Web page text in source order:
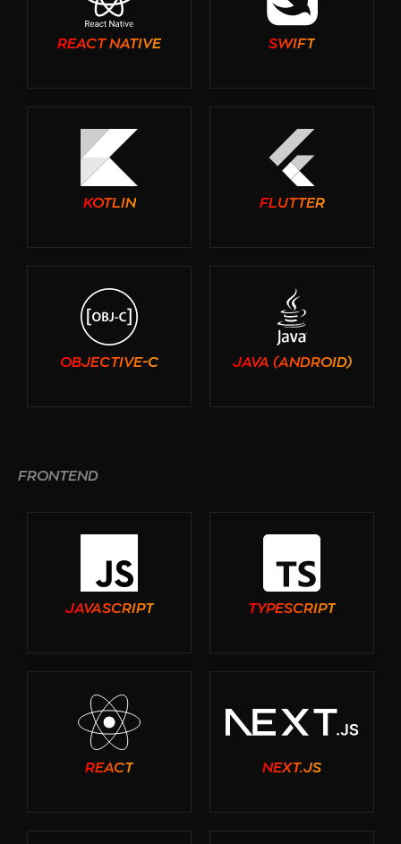
REACT NATIVE SWIFT
KOTLIN FLUTTER
OBJECTIVE-C JAVA (ANDROID)
FRONTEND
JAVASCRIPT TYPESCRIPT
REACT NEXT.JS